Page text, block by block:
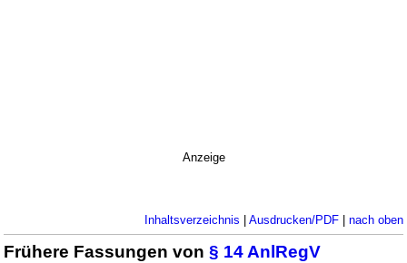
Anzeige
Inhaltsverzeichnis | Ausdrucken/PDF| nach oben
Frühere Fassungen von§ 14 AnlRegV